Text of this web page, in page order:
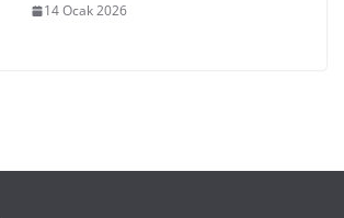
14 Ocak 2026